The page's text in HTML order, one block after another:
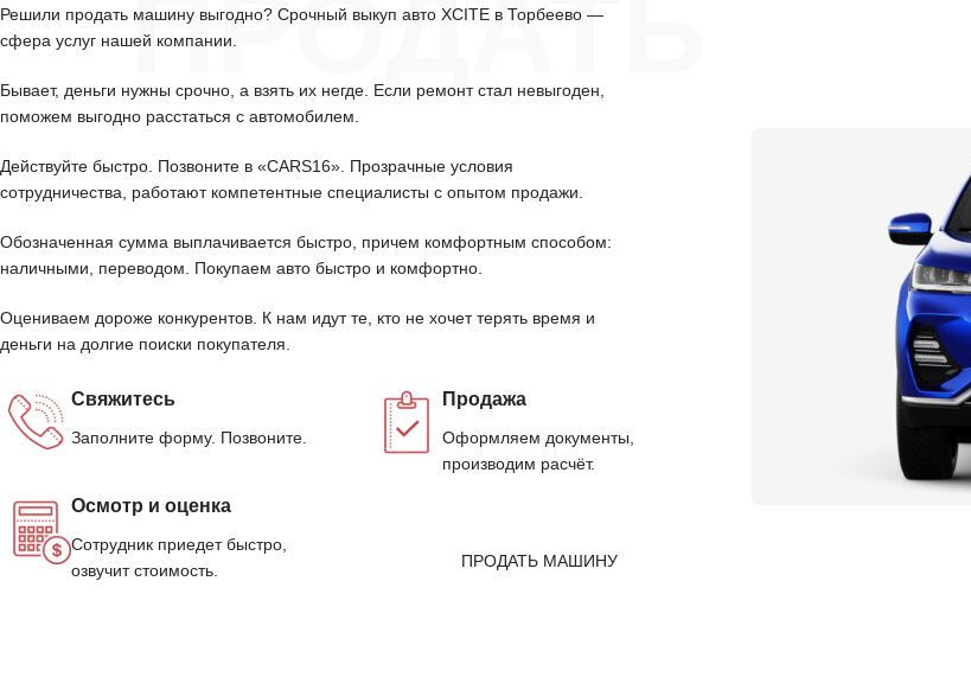
ПРОДАТЬ
Решили продать машину выгодно? Срочный выкуп авто XCITE в Торбеево —
сфера услуг нашей компании.
Бывает, деньги нужны срочно, а взять их негде. Если ремонт стал невыгоден,
поможем выгодно расстаться с автомобилем.
Действуйте быстро. Позвоните в «CARS16». Прозрачные условия
сотрудничества, работают компетентные специалисты с опытом продажи.
Обозначенная сумма выплачивается быстро, причем комфортным способом:
наличными, переводом. Покупаем авто быстро и комфортно.
Оцениваем дороже конкурентов. К нам идут те, кто не хочет терять время и
деньги на долгие поиски покупателя.
Свяжитесь
Заполните форму. Позвоните.
Осмотр и оценка
Сотрудник приедет быстро,
озвучит стоимость.
Продажа
Оформляем документы,
производим расчёт.
ПРОДАТЬ МАШИНУ